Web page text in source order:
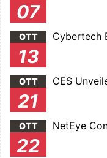
07
OTT
13
Cybertech
OTT
21
CES
OTT
22
NetEye